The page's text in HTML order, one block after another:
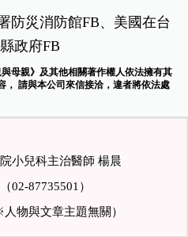
防災消防館FB、美國在台
政府FB
母親》及其他相關著作權人依法擁有其
， 請與本公司來信接洽，違者將依法處
小兒科主治醫師 楊晨
02-87735501）
人物與文章主題無關）